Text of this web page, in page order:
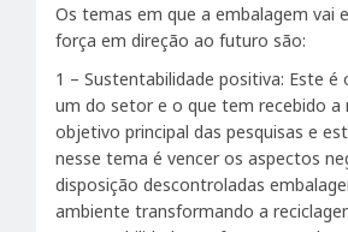
Os temas em que a embalagem vai
força em direção ao futuro são:
1 – Sustentabilidade positiva: Este
um do setor e o que tem recebido a
objetivo principal das pesquisas e
nesse tema é vencer os aspectos
disposição descontroladas
ambiente transformando a